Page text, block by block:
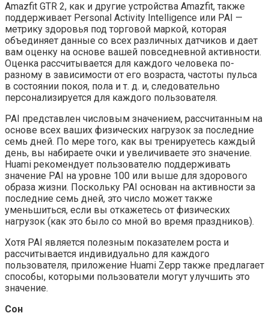
Amazfit GTR 2, как и другие устройства Amazfit, также
поддерживает Personal Activity Intelligence или PAI —
метрику здоровья под торговой маркой, которая
объединяет данные со всех различных датчиков и дает
вам оценку на основе вашей повседневной активности.
Оценка рассчитывается для каждого человека по-
разному в зависимости от его возраста, частоты пульса
в состоянии покоя, пола и т. д. и, следовательно
персонализируется для каждого пользователя.
PAI представлен числовым значением, рассчитанным на
основе всех ваших физических нагрузок за последние
семь дней. По мере того, как вы тренируетесь каждый
день, вы набираете очки и увеличиваете это значение.
Huami рекомендует пользователю поддерживать
значение PAI на уровне 100 или выше для здорового
образа жизни. Поскольку PAI основан на активности за
последние семь дней, это число может также
уменьшиться, если вы откажетесь от физических
нагрузок (как это было со мной во время праздников).
Хотя PAI является полезным показателем роста и
рассчитывается индивидуально для каждого
пользователя, приложение Huami Zepp также предлагает
способы, которыми пользователи могут улучшить это
значение.
Сон